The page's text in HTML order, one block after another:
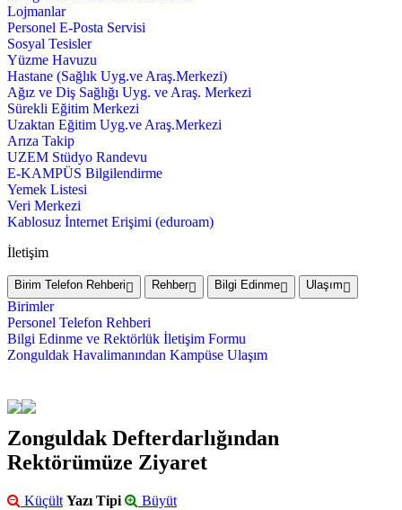
Lojmanlar
Personel E-Posta Servisi
Sosyal Tesisler
Yüzme Havuzu
Hastane (Sağlık Uyg.ve Araş.Merkezi)
Ağız ve Diş Sağlığı Uyg. ve Araş. Merkezi
Sürekli Eğitim Merkezi
Uzaktan Eğitim Uyg.ve Araş.Merkezi
Arıza Takip
UZEM Stüdyo Randevu
E-KAMPÜS Bilgilendirme
Yemek Listesi
Veri Merkezi
Kablosuz İnternet Erişimi (eduroam)
İletişim
Birim Telefon Rehberi Rehber Bilgi Edinme Ulaşım
Birimler
Personel Telefon Rehberi
Bilgi Edinme ve Rektörlük İletişim Formu
Zonguldak Havalimanından Kampüse Ulaşım
Zonguldak Defterdarlığından
Rektörümüze Ziyaret
Küçült Yazı Tipi Büyüt